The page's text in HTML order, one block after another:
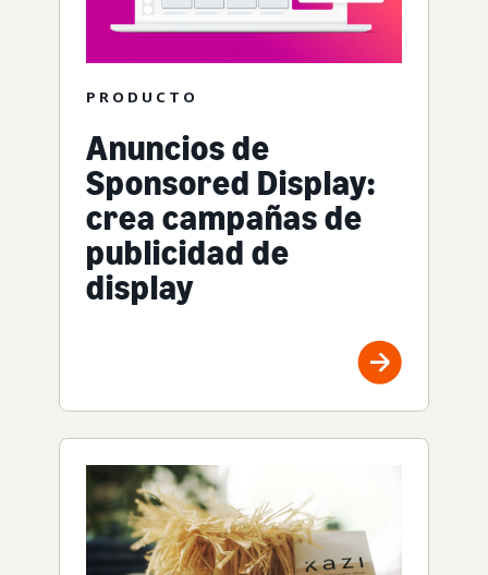
PRODUCTO
Anuncios de
Sponsored Display:
crea campañas de
publicidad de
display